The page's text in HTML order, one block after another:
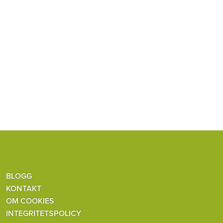
BLOGG
KONTAKT
OM COOKIES
INTEGRITETSPOLICY